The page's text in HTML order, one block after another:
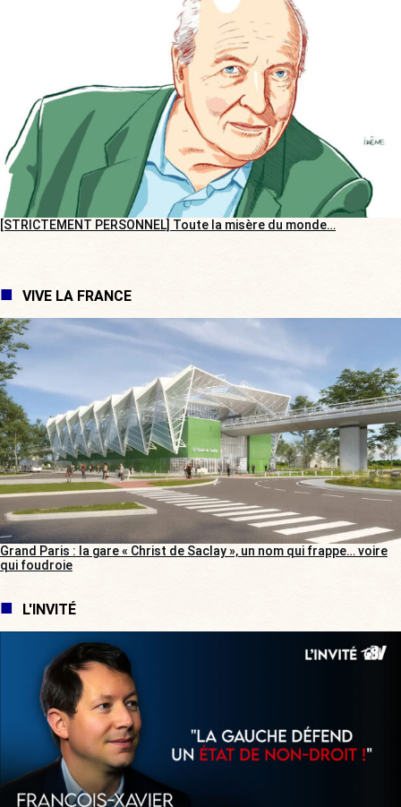
[STRICTEMENT PERSONNEL] Toute la misère du monde…
VIVE LA FRANCE
Grand Paris : la gare « Christ de Saclay », un nom qui frappe… voire
qui foudroie
L'INVITÉ